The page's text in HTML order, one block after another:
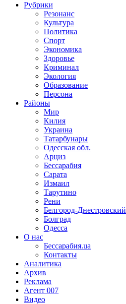
Рубрики
Резонанс
Культура
Политика
Спорт
Экономика
Здоровье
Криминал
Экология
Образование
Персона
Районы
Мир
Килия
Украина
Татарбунары
Одесская обл.
Арциз
Бессарабия
Сарата
Измаил
Тарутино
Рени
Белгород-Днестровский
Болград
Одесса
О нас
Бессарабия.ua
Контакты
Аналитика
Архив
Реклама
Агент 007
Видео